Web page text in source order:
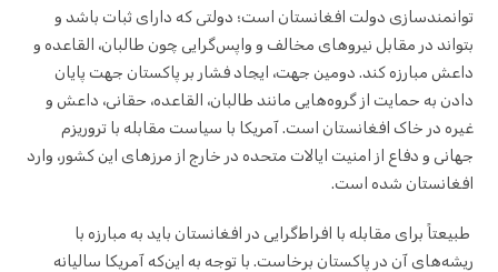
توانمندسازی دولت افغانستان است؛ دولتی که دارای ثبات باشد و
بتواند در مقابل نیروهای مخالف و واپس‌گرایی چون طالبان، القاعده و
داعش مبارزه کند. دومین جهت، ایجاد فشار بر پاکستان جهت پایان
دادن به حمایت از گروه‌هایی مانند طالبان، القاعده، حقانی، داعش و
غیره در خاک افغانستان است. آمریکا با سیاست مقابله با تروریزم
جهانی و دفاع از امنیت ایالات متحده در خارج از مرزهای این کشور، وارد
افغانستان شده است.
طبیعتاً برای مقابله با افراط‌گرایی در افغانستان باید به مبارزه با
ریشه‌های آن در پاکستان برخاست. با توجه به این‌که آمریکا سالیانه